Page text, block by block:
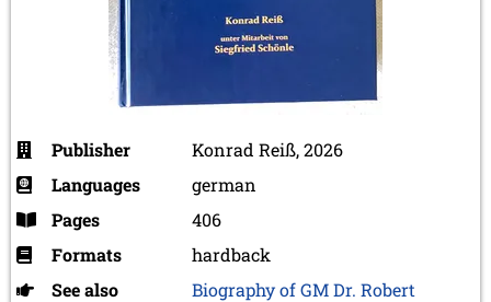
Publisher
Konrad Reiß, 2026
Languages
german
Pages
406
Formats
hardback
See also
Biography of GM Dr. Robert